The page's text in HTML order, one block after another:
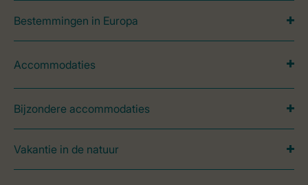
Bestemmingen in Europa
Accommodaties
Bijzondere accommodaties
Vakantie in de natuur